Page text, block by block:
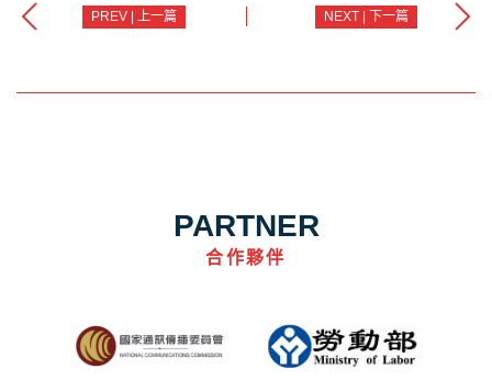
PREV | 上一篇 NEXT | 下一篇
PARTNER
合作夥伴